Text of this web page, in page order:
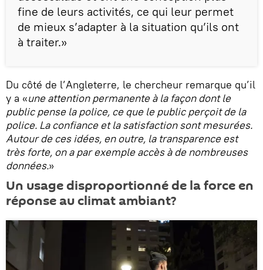
fine de leurs activités, ce qui leur permet
de mieux s’adapter à la situation qu’ils ont
à traiter.»
Du côté de l’Angleterre, le chercheur remarque qu’il
y a «une attention permanente à la façon dont le
public pense la police, ce que le public perçoit de la
police. La confiance et la satisfaction sont mesurées.
Autour de ces idées, en outre, la transparence est
très forte, on a par exemple accès à de nombreuses
données.»
Un usage disproportionné de la force en
réponse au climat ambiant?